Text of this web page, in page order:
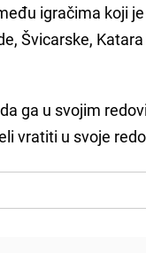
igračima koji je
Švicarske, Katara
ga u svojim
vratiti u svoje